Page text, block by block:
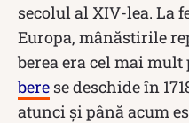
secolul al XIV-lea. La
Europa, mânăstirile
berea era cel mai mult
bere se deschide în
atunci și până acum